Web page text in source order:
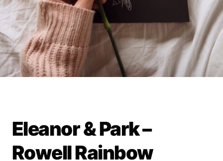
Eleanor & Park –
Rowell Rainbow